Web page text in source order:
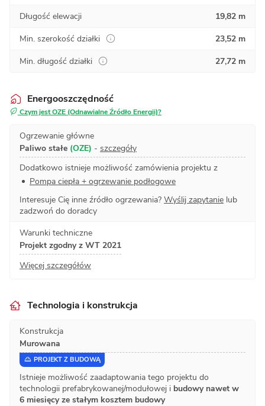
Długość elewacji
19,82 m
Min. szerokość działki
23,52 m
Min. długość działki
27,72 m
Energooszczędność
Czym jest OZE (Odnawialne Źródło Energii)?
Ogrzewanie główne
Paliwo stałe (OZE) - szczegóły
Dodatkowo istnieje możliwość zamówienia projektu z
Pompa ciepła + ogrzewanie podłogowe
Interesuje Cię inne źródło ogrzewania? Wyślij zapytanie lub
zadzwoń do doradcy
Warunki techniczne
Projekt zgodny z WT 2021
Więcej szczegółów
Technologia i konstrukcja
Konstrukcja
Murowana
PROJEKT Z BUDOWĄ
Istnieje możliwość zaadaptowania tego projektu do
technologii prefabrykowanej/modułowej i budowy nawet w
6 miesięcy ze stałym kosztem budowy